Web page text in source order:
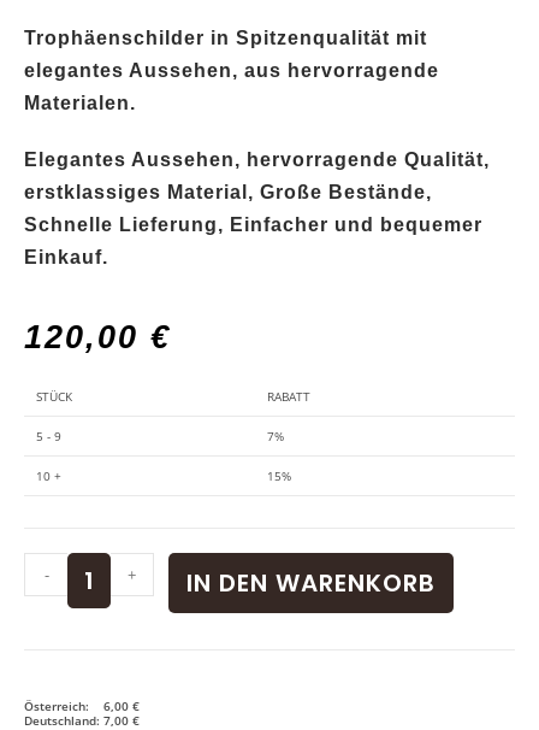
Trophäenschilder in Spitzenqualität mit
elegantes Aussehen, aus hervorragende
Materialen.
Elegantes Aussehen, hervorragende Qualität,
erstklassiges Material, Große Bestände,
Schnelle Lieferung, Einfacher und bequemer
Einkauf.
120,00 €
STÜCK RABATT
5 - 9 7%
10 + 15%
- + IN DEN WARENKORB
Österreich: 6,00 €
Deutschland: 7,00 €